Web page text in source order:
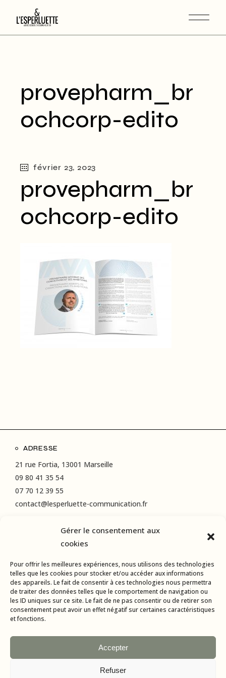
Gérer le consentement aux
cookies
Pour offrir les meilleures expériences, nous utilisons des technologies
telles que les cookies pour stocker et/ou accéder aux informations
des appareils. Le fait de consentir à ces technologies nous permettra
de traiter des données telles que le comportement de navigation ou
les ID uniques sur ce site. Le fait de ne pas consentir ou de retirer son
consentement peut avoir un effet négatif sur certaines caractéristiques
et fonctions.
Accepter
Refuser
provepharm_br
ochcorp-edito
février 23, 2023
provepharm_br
ochcorp-edito
ADRESSE
21 rue Fortia, 13001 Marseille
09 80 41 35 54
07 70 12 39 55
contact@lesperluette-communication.fr
RÉSEAUX SOCIAUX
LinkedIn
Facebook